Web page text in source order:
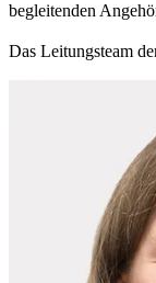
begleitenden
Das Leitungsteam